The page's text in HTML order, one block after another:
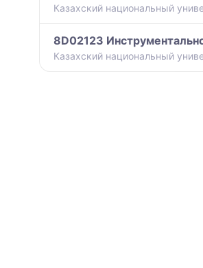
Казахский национальный
8D02123
Казахский национальный